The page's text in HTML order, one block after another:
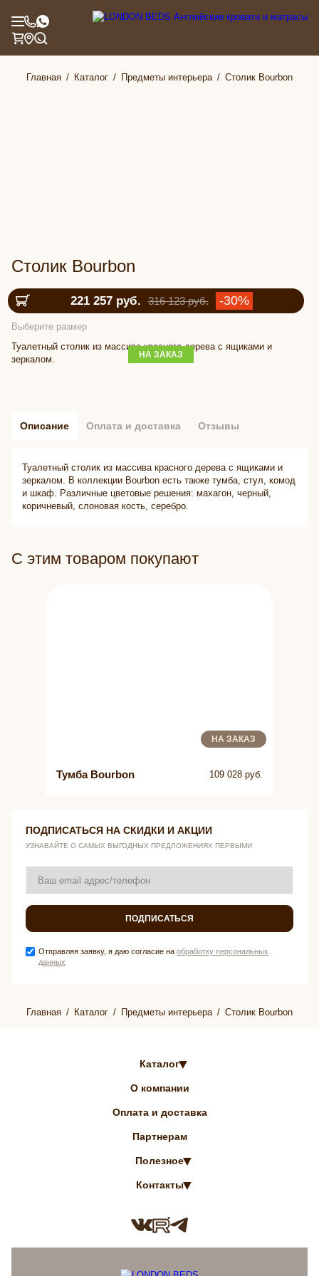
Главная Каталог Предметы интерьера Столик Bourbon
Столик Bourbon
221 257 руб. 316 123 руб. -30%
Выберите размер
НА ЗАКАЗ
Туалетный столик из массива красного дерева с ящиками и
зеркалом.
Описание Оплата и доставка Отзывы
Туалетный столик из массива красного дерева с ящиками и
зеркалом. В коллекции Bourbon есть также тумба, стул, комод
и шкаф. Различные цветовые решения: махагон, черный,
коричневый, слоновая кость, серебро.
С этим товаром покупают
НА ЗАКАЗ
Тумба Bourbon 109 028 руб.
ПОДПИСАТЬСЯ НА СКИДКИ И АКЦИИ
УЗНАВАЙТЕ О САМЫХ ВЫГОДНЫХ ПРЕДЛОЖЕНИЯХ ПЕРВЫМИ
ПОДПИСАТЬСЯ
Отправляя заявку, я даю согласие на обработку персональных
данных
Главная Каталог Предметы интерьера Столик Bourbon
Каталог
О компании
Оплата и доставка
Партнерам
Полезное
Контакты